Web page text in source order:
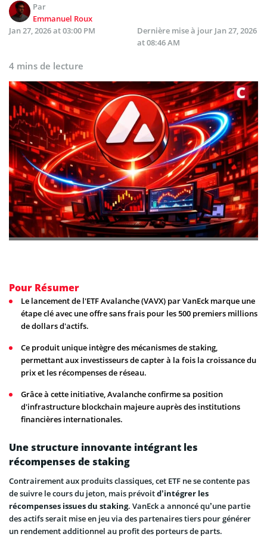
Par
Emmanuel Roux
Jan 27, 2026 at 03:00 PM
Dernière mise à jour Jan 27, 2026
at 08:46 AM
4 mins de lecture
Pour Résumer
Le lancement de l'ETF Avalanche (VAVX) par VanEck marque une
étape clé avec une offre sans frais pour les 500 premiers millions
de dollars d'actifs.
Ce produit unique intègre des mécanismes de staking,
permettant aux investisseurs de capter à la fois la croissance du
prix et les récompenses de réseau.
Grâce à cette initiative, Avalanche confirme sa position
d'infrastructure blockchain majeure auprès des institutions
financières internationales.
Une structure innovante intégrant les
récompenses de staking
Contrairement aux produits classiques, cet ETF ne se contente pas
de suivre le cours du jeton, mais prévoitd’intégrer les
récompenses issues du staking. VanEck a annoncé qu’une partie
des actifs serait mise en jeu via des partenaires tiers pour générer
un rendement additionnel au profit des porteurs de parts.